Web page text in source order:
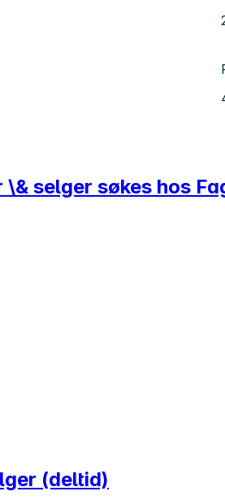
selger søkes hos
(deltid)